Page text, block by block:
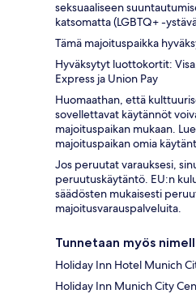
seksuaaliseen
katsomatta (LGBTQ+ -
Tämä majoituspaikka
Hyväksytyt luottokortit:
Express ja Union Pay
Huomaathan, että
sovellettavat käytännöt
majoituspaikan mukaan.
majoituspaikan omia
Jos peruutat varauksesi,
peruutuskäytäntö. EU:n
säädösten mukaisesti
majoitusvarauspalveluita.
Tunnetaan myös
Holiday Inn Hotel Munich
Holiday Inn Munich City